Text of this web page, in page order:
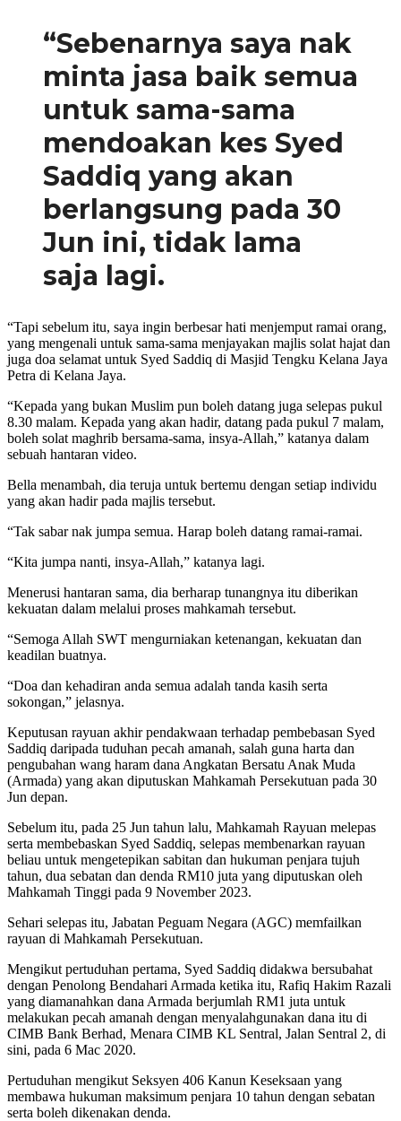
“Sebenarnya saya nak
minta jasa baik semua
untuk sama-sama
mendoakan kes Syed
Saddiq yang akan
berlangsung pada 30
Jun ini, tidak lama
saja lagi.
“Tapi sebelum itu, saya ingin berbesar hati menjemput ramai orang,
yang mengenali untuk sama-sama menjayakan majlis solat hajat dan
juga doa selamat untuk Syed Saddiq di Masjid Tengku Kelana Jaya
Petra di Kelana Jaya.
“Kepada yang bukan Muslim pun boleh datang juga selepas pukul
8.30 malam. Kepada yang akan hadir, datang pada pukul 7 malam,
boleh solat maghrib bersama-sama, insya-Allah,” katanya dalam
sebuah hantaran video.
Bella menambah, dia teruja untuk bertemu dengan setiap individu
yang akan hadir pada majlis tersebut.
“Tak sabar nak jumpa semua. Harap boleh datang ramai-ramai.
“Kita jumpa nanti, insya-Allah,” katanya lagi.
Menerusi hantaran sama, dia berharap tunangnya itu diberikan
kekuatan dalam melalui proses mahkamah tersebut.
“Semoga Allah SWT mengurniakan ketenangan, kekuatan dan
keadilan buatnya.
“Doa dan kehadiran anda semua adalah tanda kasih serta
sokongan,” jelasnya.
Keputusan rayuan akhir pendakwaan terhadap pembebasan Syed
Saddiq daripada tuduhan pecah amanah, salah guna harta dan
pengubahan wang haram dana Angkatan Bersatu Anak Muda
(Armada) yang akan diputuskan Mahkamah Persekutuan pada 30
Jun depan.
Sebelum itu, pada 25 Jun tahun lalu, Mahkamah Rayuan melepas
serta membebaskan Syed Saddiq, selepas membenarkan rayuan
beliau untuk mengetepikan sabitan dan hukuman penjara tujuh
tahun, dua sebatan dan denda RM10 juta yang diputuskan oleh
Mahkamah Tinggi pada 9 November 2023.
Sehari selepas itu, Jabatan Peguam Negara (AGC) memfailkan
rayuan di Mahkamah Persekutuan.
Mengikut pertuduhan pertama, Syed Saddiq didakwa bersubahat
dengan Penolong Bendahari Armada ketika itu, Rafiq Hakim Razali
yang diamanahkan dana Armada berjumlah RM1 juta untuk
melakukan pecah amanah dengan menyalahgunakan dana itu di
CIMB Bank Berhad, Menara CIMB KL Sentral, Jalan Sentral 2, di
sini, pada 6 Mac 2020.
Pertuduhan mengikut Seksyen 406 Kanun Keseksaan yang
membawa hukuman maksimum penjara 10 tahun dengan sebatan
serta boleh dikenakan denda.